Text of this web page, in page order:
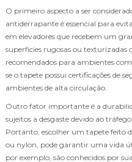
O primeiro aspecto a ser
antiderrapante é essencial para
em elevadores que recebem um
superfícies rugosas ou texturizadas
recomendados para ambientes
se o tapete possui certificações de
ambientes de alta circulação.
Outro fator importante é a
sujeitos a desgaste devido ao
Portanto, escolher um tapete feito
ou nylon, pode garantir uma vida
por exemplo, são conhecidos por